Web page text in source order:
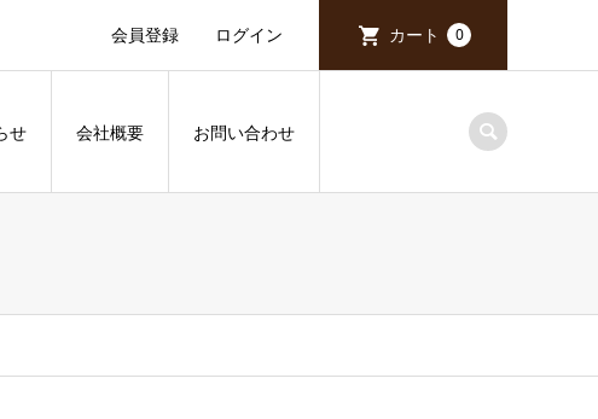
会員登録 ログイン カート 0
せ 会社概要 お問い合わせ